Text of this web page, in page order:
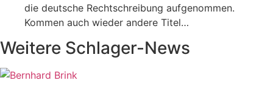
die deutsche Rechtschreibung aufgenommen.
Kommen auch wieder andere Titel…
Weitere Schlager-News